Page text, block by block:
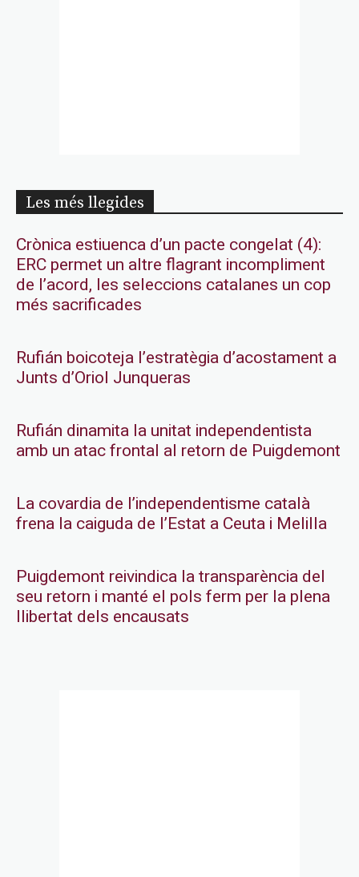
Les més llegides
Crònica estiuenca d’un pacte congelat (4):
ERC permet un altre flagrant incompliment
de l’acord, les seleccions catalanes un cop
més sacrificades
Rufián boicoteja l’estratègia d’acostament a
Junts d’Oriol Junqueras
Rufián dinamita la unitat independentista
amb un atac frontal al retorn de Puigdemont
La covardia de l’independentisme català
frena la caiguda de l’Estat a Ceuta i Melilla
Puigdemont reivindica la transparència del
seu retorn i manté el pols ferm per la plena
llibertat dels encausats